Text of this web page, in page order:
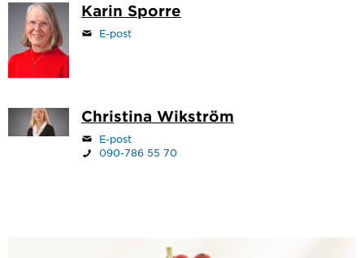
Karin Sporre
E-post
Christina Wikström
E-post
090-786 55 70